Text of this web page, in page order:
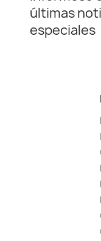
últimas
especiales